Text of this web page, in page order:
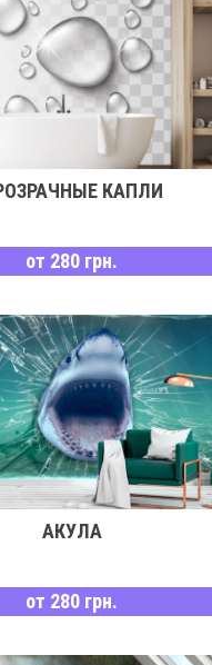
КАПЛИ
от 280 грн.
АКУЛА
от 280 грн.